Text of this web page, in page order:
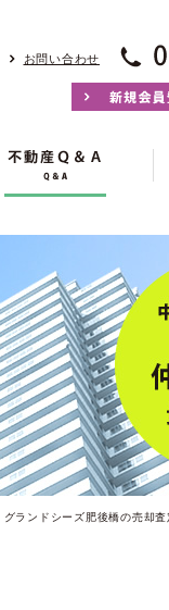
お問い合わせ
グランドシーズ肥後橋の売却